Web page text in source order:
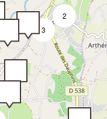
3
2